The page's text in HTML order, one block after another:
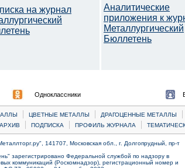
на журнал
Аналитические
приложения к
Металлургический
Бюллетень
Одноклассники
| ЦВЕТНЫЕ МЕТАЛЛЫ | ДРАГОЦЕННЫЕ МЕТАЛЛЫ |
АРХИВ | ПОДПИСКА | ПРОФИЛЬ ЖУРНАЛА |
141707, Московская обл., г. Долгопрудный, пр-т
зарегистрировано Федеральной службой по надзору в
коммуникаций (Роскомнадзор), регистрационный номер и